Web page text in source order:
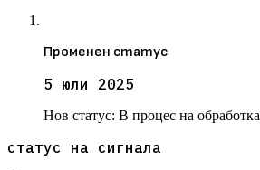
Променен статус
5 юли 2025
Нов статус: В процес на обработка
статус на сигнала